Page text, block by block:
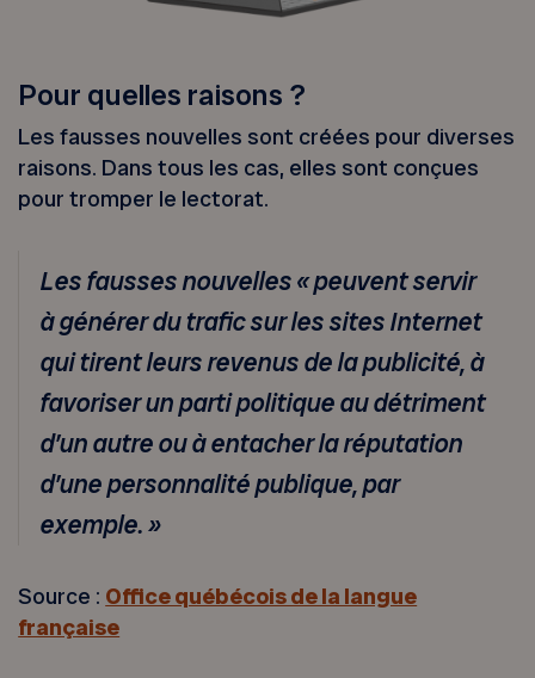
Pour quelles raisons ?
Les fausses nouvelles sont créées pour diverses
raisons. Dans tous les cas, elles sont conçues
pour tromper le lectorat.
Les fausses nouvelles « peuvent servir
à générer du trafic sur les sites Internet
qui tirent leurs revenus de la publicité, à
favoriser un parti politique au détriment
d’un autre ou à entacher la réputation
d’une personnalité publique, par
exemple. »
Source : Office québécois de la langue
française